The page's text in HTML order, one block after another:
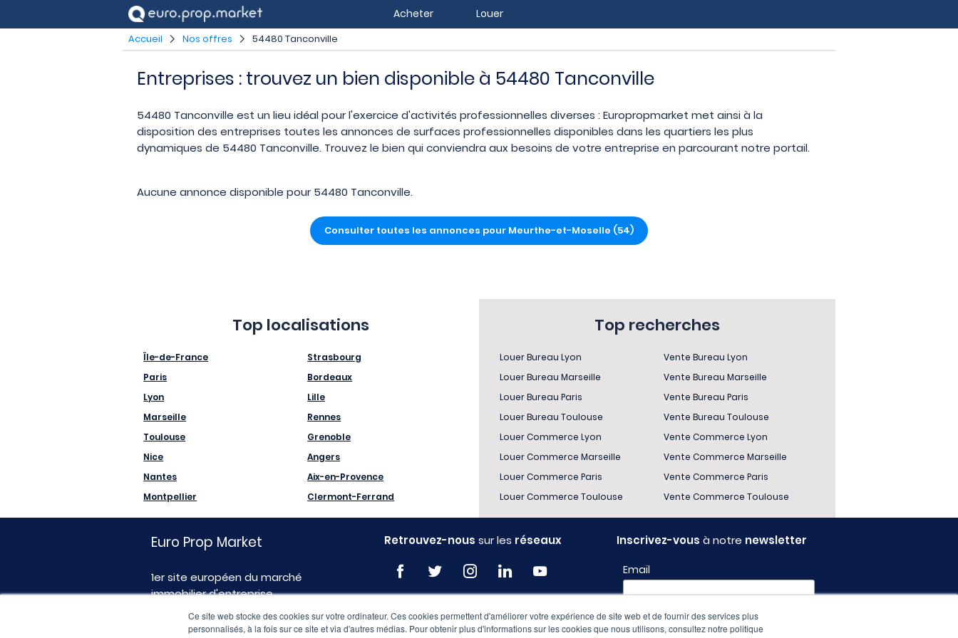
Ce site web stocke des cookies sur votre ordinateur. Ces cookies permettent d'améliorer votre expérience de site web et de fournir des services plus
personnalisés, à la fois sur ce site et via d'autres médias. Pour obtenir plus d'informations sur les cookies que nous utilisons, consultez notre politique
Acheter Louer
Accueil Nos offres 54480 Tanconville
Entreprises : trouvez un bien disponible à 54480 Tanconville
54480 Tanconville est un lieu idéal pour l'exercice d'activités professionnelles diverses : Europropmarket met ainsi à la
disposition des entreprises toutes les annonces de surfaces professionnelles disponibles dans les quartiers les plus
dynamiques de 54480 Tanconville. Trouvez le bien qui conviendra aux besoins de votre entreprise en parcourant notre portail.
Aucune annonce disponible pour 54480 Tanconville.
Consulter toutes les annonces pour Meurthe-et-Moselle (54)
Top localisations
Île-de-France
Paris
Lyon
Marseille
Toulouse
Nice
Nantes
Montpellier
Strasbourg
Bordeaux
Lille
Rennes
Grenoble
Angers
Aix-en-Provence
Clermont-Ferrand
Top recherches
Louer Bureau Lyon
Louer Bureau Marseille
Louer Bureau Paris
Louer Bureau Toulouse
Louer Commerce Lyon
Louer Commerce Marseille
Louer Commerce Paris
Louer Commerce Toulouse
Vente Bureau Lyon
Vente Bureau Marseille
Vente Bureau Paris
Vente Bureau Toulouse
Vente Commerce Lyon
Vente Commerce Marseille
Vente Commerce Paris
Vente Commerce Toulouse
Euro Prop Market
1er site européen du marché
immobilier d'entreprise
Retrouvez-nous sur les réseaux Inscrivez-vous à notre newsletter
Email
Profil